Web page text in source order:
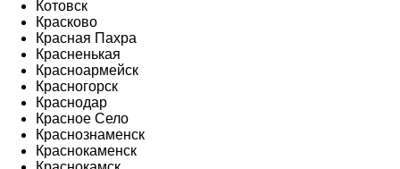
Котовск
Красково
Красная Пахра
Красненькая
Красноармейск
Красногорск
Краснодар
Красное Село
Краснознаменск
Краснокаменск